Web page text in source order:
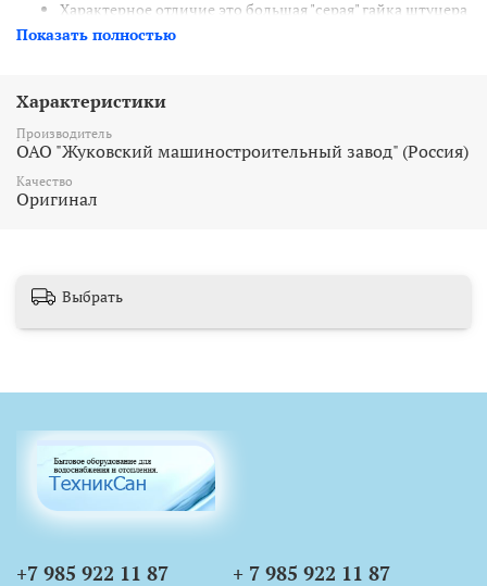
Характерное отличие это большая "серая" гайка штуцера
под ключ на 17 мм
Показать полностью
Характеристики
Производитель
ОАО "Жуковский машиностроительный завод" (Росcия)
Качество
Оригинал
Выбрать
+7 985 922 11 87 + 7 985 922 11 87